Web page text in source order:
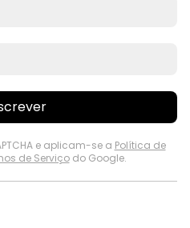
e aplicam-se a Política de
de Serviçodo Google.